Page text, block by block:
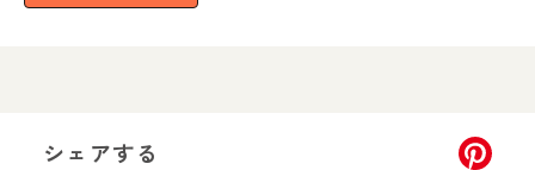
シェアする